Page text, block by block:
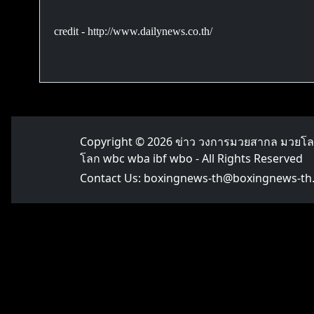
credit - http://www.dailynews.co.th/
Copyright © 2026ข่าว วงการมวยสากล มวย
โลก wbc wba ibf wbo - All Rights Reserved
Contact Us: boxingnews-th@boxingnews-